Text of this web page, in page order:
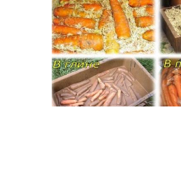
Условия для хранения